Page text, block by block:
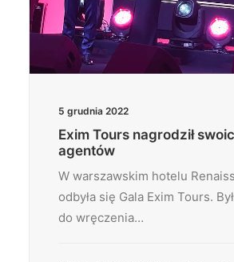
5 grudnia 2022
Exim Tours nagrodził
agentów
W warszawskim hotelu
odbyła się Gala Exim Tours.
do wręczenia…